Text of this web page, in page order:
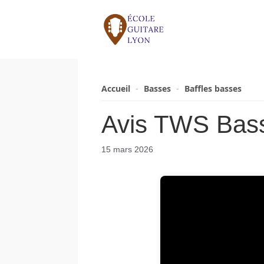
Accueil - Basses - Baffles basses
Avis TWS
15 mars 2026